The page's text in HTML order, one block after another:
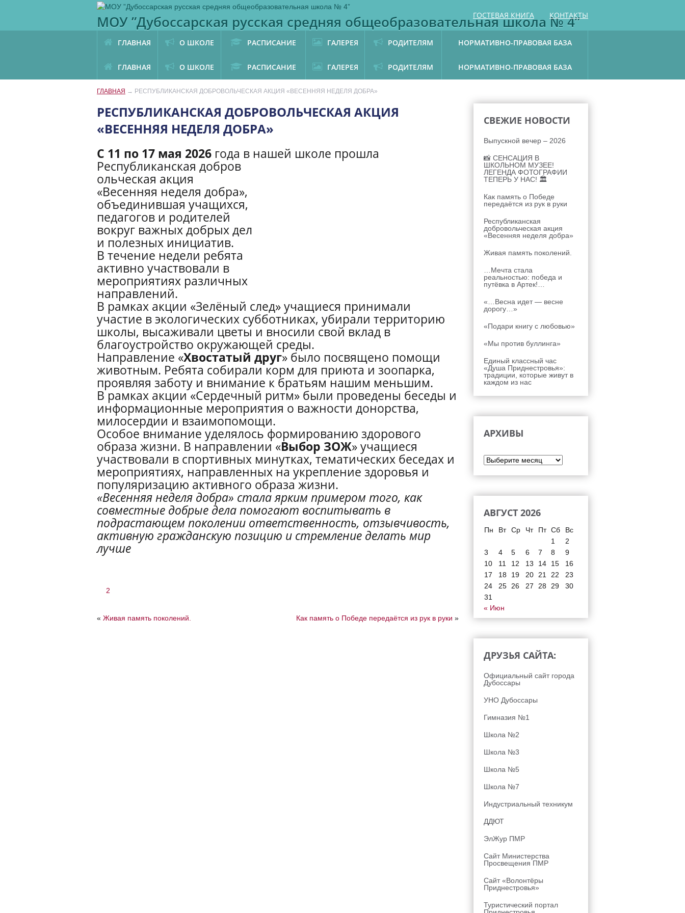
ГОСТЕВАЯ КНИГА КОНТАКТЫ
МОУ ”Дубоссарская русская средняя общеобразовательная школа № 4”
ГЛАВНАЯ О ШКОЛЕ РАСПИСАНИЕ ГАЛЕРЕЯ РОДИТЕЛЯМ НОРМАТИВНО-ПРАВОВАЯ БАЗА
ГЛАВНАЯ О ШКОЛЕ РАСПИСАНИЕ ГАЛЕРЕЯ РОДИТЕЛЯМ НОРМАТИВНО-ПРАВОВАЯ БАЗА
ГЛАВНАЯ → РЕСПУБЛИКАНСКАЯ ДОБРОВОЛЬЧЕСКАЯ АКЦИЯ «ВЕСЕННЯЯ НЕДЕЛЯ ДОБРА»
РЕСПУБЛИКАНСКАЯ ДОБРОВОЛЬЧЕСКАЯ АКЦИЯ
«ВЕСЕННЯЯ НЕДЕЛЯ ДОБРА»
С 11 по 17 мая 2026 года в нашей школе прошла
Республиканская добров
ольческая акция
«Весенняя неделя добра»,
объединившая учащихся,
педагогов и родителей
вокруг важных добрых дел
и полезных инициатив.
В течение недели ребята
активно участвовали в
мероприятиях различных
направлений.
В рамках акции «Зелёный след» учащиеся принимали
участие в экологических субботниках, убирали территорию
школы, высаживали цветы и вносили свой вклад в
благоустройство окружающей среды.
Направление «Хвостатый друг» было посвящено помощи
животным. Ребята собирали корм для приюта и зоопарка,
проявляя заботу и внимание к братьям нашим меньшим.
В рамках акции «Сердечный ритм» были проведены беседы и
информационные мероприятия о важности донорства,
милосердии и взаимопомощи.
Особое внимание уделялось формированию здорового
образа жизни. В направлении «Выбор ЗОЖ» учащиеся
участвовали в спортивных минутках, тематических беседах и
мероприятиях, направленных на укрепление здоровья и
популяризацию активного образа жизни.
«Весенняя неделя добра» стала ярким примером того, как
совместные добрые дела помогают воспитывать в
подрастающем поколении ответственность, отзывчивость,
активную гражданскую позицию и стремление делать мир
лучше
2
« Живая память поколений. Как память о Победе передаётся из рук в руки »
СВЕЖИЕ НОВОСТИ
Выпускной вечер – 2026
📸 СЕНСАЦИЯ В
ШКОЛЬНОМ МУЗЕЕ!
ЛЕГЕНДА ФОТОГРАФИИ
ТЕПЕРЬ У НАС! 🏛
Как память о Победе
передаётся из рук в руки
Республиканская
добровольческая акция
«Весенняя неделя добра»
Живая память поколений.
…Мечта стала
реальностью: победа и
путёвка в Артек!…
«…Весна идет — весне
дорогу…»
«Подари книгу с любовью»
«Мы против буллинга»
Единый классный час
«Душа Приднестровья»:
традиции, которые живут в
каждом из нас
АРХИВЫ
АВГУСТ 2026
Пн Вт Ср Чт Пт Сб
Вс
1
2
3
4 5 6 7 8
9
10
11 12 13 14 15
16
17
18 19 20 21 22
23
24
25 26 27 28 29
30
31
« Июн
ДРУЗЬЯ САЙТА:
Официальный сайт города
Дубоссары
УНО Дубоссары
Гимназия №1
Школа №2
Школа №3
Школа №5
Школа №7
Индустриальный техникум
ДДЮТ
ЭлЖур ПМР
Сайт Министерства
Просвещения ПМР
Сайт «Волонтёры
Приднестровья»
Туристический портал